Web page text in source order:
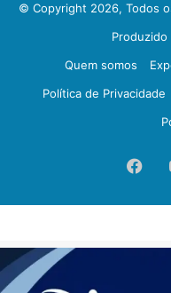
© Copyright 2026, Todos
Quem somos
Política de Privacidade